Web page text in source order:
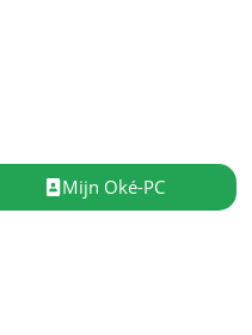
Mijn Oké-PC